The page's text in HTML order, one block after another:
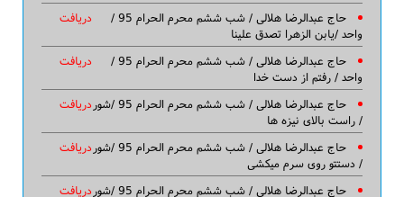
دریافت
حاج عبدالرضا هلالی / شب ششم محرم الحرام 95 /
واحد /یابن الزهرا تصدق علینا
دریافت
حاج عبدالرضا هلالی / شب ششم محرم الحرام 95 /
واحد / رفتم از دست خدا
دریافت حاج عبدالرضا هلالی / شب ششم محرم الحرام 95 /شور
/ راست بالای نیزه ها
دریافت حاج عبدالرضا هلالی / شب ششم محرم الحرام 95 /شور
/ دستتو روی سرم میکشی
دریافت حاج عبدالرضا هلالی / شب ششم محرم الحرام 95 /شور